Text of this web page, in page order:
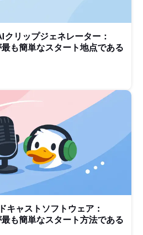
クリップジェネレーター：
も簡単なスタート地点である
キャストソフトウェア：
も簡単なスタート方法である